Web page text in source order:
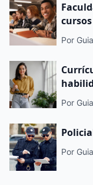
Por
Por
Por